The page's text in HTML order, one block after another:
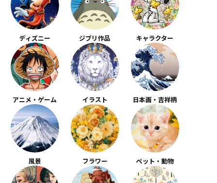
ディズニー ジブリ作品 キャラクター
アニメ・ゲーム イラスト 日本画・吉祥柄
風景 フラワー ペット・動物